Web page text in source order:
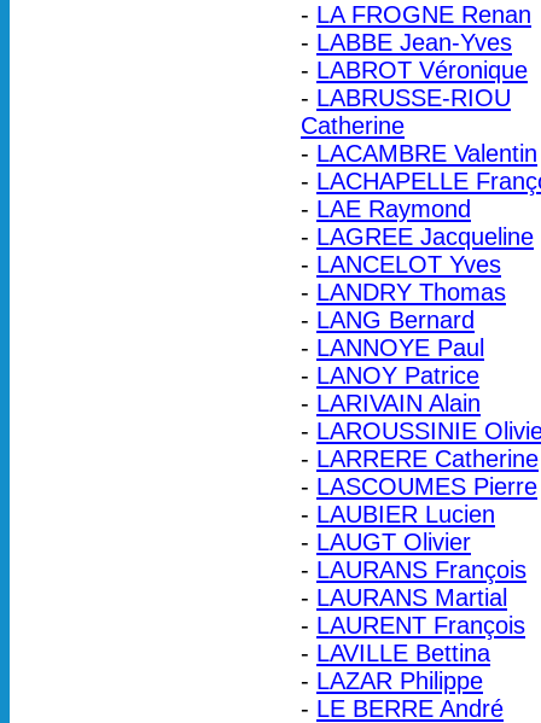
- LA FROGNE Renan
- LABBE Jean-Yves
- LABROT Véronique
- LABRUSSE-RIOU
Catherine
- LACAMBRE Valentin
- LACHAPELLE
- LAE Raymond
- LAGREE Jacqueline
- LANCELOT Yves
- LANDRY Thomas
- LANG Bernard
- LANNOYE Paul
- LANOY Patrice
- LARIVAIN Alain
- LAROUSSINIE
- LARRERE Catherine
- LASCOUMES Pierre
- LAUBIER Lucien
- LAUGT Olivier
- LAURANS François
- LAURANS Martial
- LAURENT François
- LAVILLE Bettina
- LAZAR Philippe
- LE BERRE André